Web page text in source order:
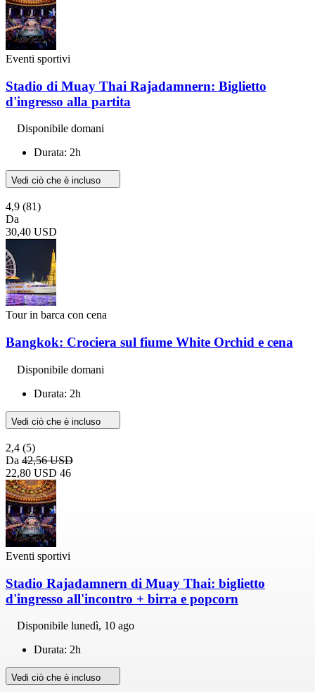
Eventi sportivi
Stadio di Muay Thai Rajadamnern: Biglietto
d'ingresso alla partita
Disponibile domani
Durata: 2h
Vedi ciò che è incluso
4,9 (81)
Da
30,40 USD
Tour in barca con cena
Bangkok: Crociera sul fiume White Orchid e cena
Disponibile domani
Durata: 2h
Vedi ciò che è incluso
2,4 (5)
Da 42,56 USD
22,80 USD 46
Eventi sportivi
Stadio Rajadamnern di Muay Thai: biglietto
d'ingresso all'incontro + birra e popcorn
Disponibile lunedì, 10 ago
Durata: 2h
Vedi ciò che è incluso